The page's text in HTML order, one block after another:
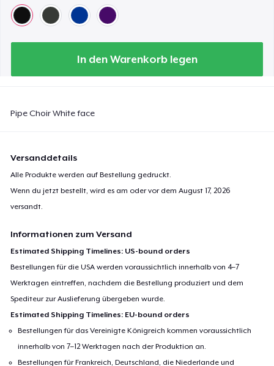
In den Warenkorb legen
Pipe Choir White face
Versanddetails
Alle Produkte werden auf Bestellung gedruckt.
Wenn du jetzt bestellt, wird es am oder vor demAugust 17, 2026
versandt.
Informationen zum Versand
Estimated Shipping Timelines: US-bound orders
Bestellungen für die USA werden voraussichtlich innerhalb von 4–7
Werktagen eintreffen, nachdem die Bestellung produziert und dem
Spediteur zur Auslieferung übergeben wurde.
Estimated Shipping Timelines: EU-bound orders
Bestellungen für das Vereinigte Königreich kommen voraussichtlich
innerhalb von 7–12 Werktagen nach der Produktion an.
Bestellungen für Frankreich, Deutschland, die Niederlande und